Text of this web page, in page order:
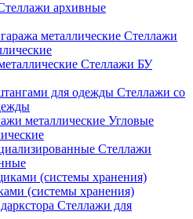
архивные
Стеллажи
Стеллажи БУ
Стеллажи со
Угловые
Стеллажи
(системы хранения)
Стеллажи для